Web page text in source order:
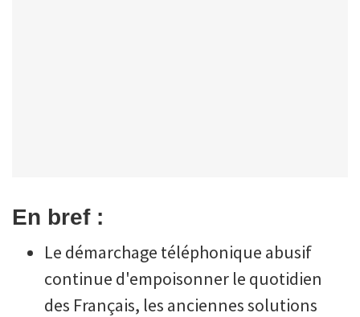
En bref :
Le démarchage téléphonique abusif
continue d'empoisonner le quotidien
des Français, les anciennes solutions